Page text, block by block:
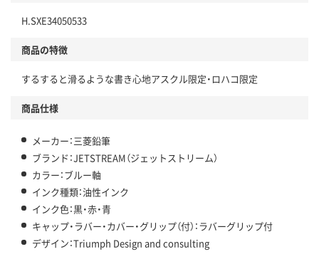
仕組
アスクル商品環境スコア詳細／加点項目
H.SXE34050533
商品の特徴
するすると滑るような書き心地アスクル限定・ロハコ限定
商品仕様
メーカー：三菱鉛筆
ブランド：JETSTREAM（ジェットストリーム）
カラー：ブルー軸
インク種類：油性インク
インク色：黒・赤・青
キャップ・ラバー・カバー・グリップ（付）：ラバーグリップ付
デザイン：Triumph Design and consulting